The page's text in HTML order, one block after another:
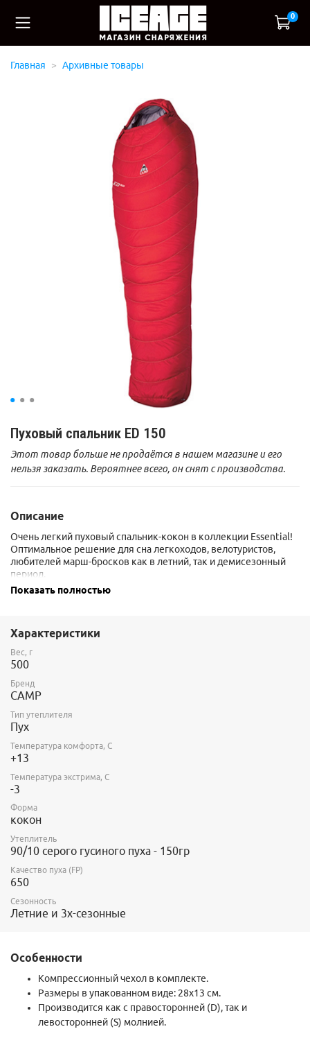
0
Главная Архивные товары
Пуховый спальник ED 150
Этот товар больше не продаётся в нашем магазине и его
нельзя заказать. Вероятнее всего, он снят с производства.
Описание
Очень легкий пуховый спальник-кокон в коллекции Essential!
Оптимальное решение для сна легкоходов, велотуристов,
любителей марш-бросков как в летний, так и демисезонный
период.
Размер: 205х75х55 см.
Показать полностью
Характеристики
Вес, г
500
Бренд
CAMP
Тип утеплителя
Пух
Температура комфорта, С
+13
Температура экстрима, С
-3
Форма
кокон
Утеплитель
90/10 серого гусиного пуха - 150гр
Качество пуха (FP)
650
Сезонность
Летние и 3х-сезонные
Особенности
Компрессионный чехол в комплекте.
Размеры в упакованном виде: 28х13 см.
Производится как с правосторонней (D), так и
левосторонней (S) молнией.